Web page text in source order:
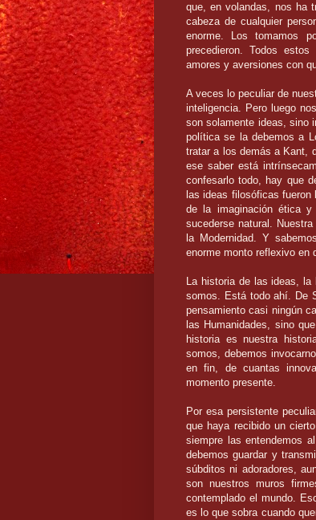
que, en volandas, nos ha
cabeza de cualquier
enorme. Los tomamos
precedieron. Todos estos
amores y aversiones con
A veces lo peculiar de
inteligencia. Pero luego
son solamente ideas, sino
política se la debemos a
tratar a los demás a Kant,
ese saber está
confesarlo todo, hay que
las ideas filosóficas fueron
de la imaginación ética
sucederse natural.
la Modernidad. Y
enorme monto reflexivo en
La historia de las ideas,
somos. Está todo ahí. De
pensamiento casi ningún
las Humanidades, sino
historia es nuestra
somos, debemos
en fin, de cuantas
momento presente.
Por esa persistente
que haya recibido un
siempre las entendemos
debemos guardar y
súbditos ni adoradores,
son nuestros muros
contemplado el mundo.
es lo que sobra cuando